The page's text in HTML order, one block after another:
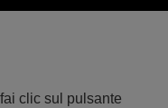
clic sul pulsante